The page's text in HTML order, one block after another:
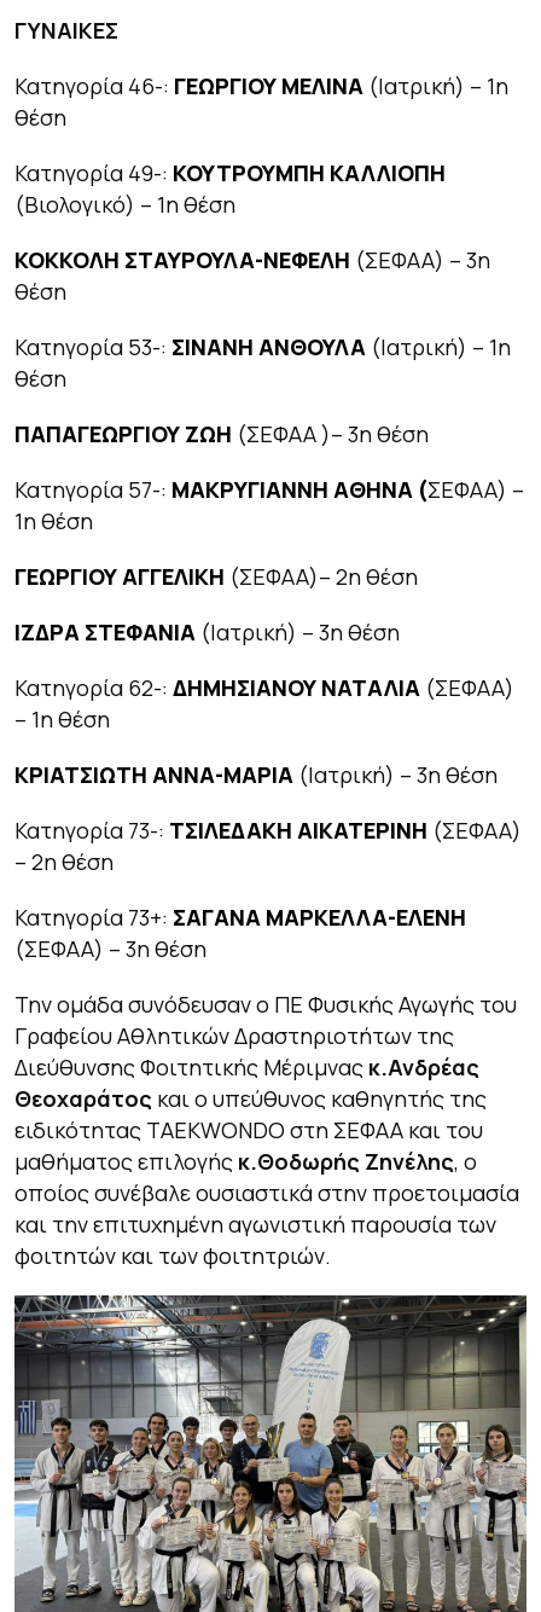
ΓΥΝΑΙΚΕΣ
Κατηγορία 46-: ΓΕΩΡΓΙΟΥ ΜΕΛΙΝΑ (Ιατρική) – 1η
θέση
Κατηγορία 49-: ΚΟΥΤΡΟΥΜΠΗ ΚΑΛΛΙΟΠΗ
(Βιολογικό) – 1η θέση
ΚΟΚΚΟΛΗ ΣΤΑΥΡΟΥΛΑ-ΝΕΦΕΛΗ (ΣΕΦΑΑ) – 3η
θέση
Κατηγορία 53-: ΣΙΝΑΝΗ ΑΝΘΟΥΛΑ (Ιατρική) – 1η
θέση
ΠΑΠΑΓΕΩΡΓΙΟΥ ΖΩΗ (ΣΕΦΑΑ )– 3η θέση
Κατηγορία 57-: ΜΑΚΡΥΓΙΑΝΝΗ ΑΘΗΝΑ (ΣΕΦΑΑ) –
1η θέση
ΓΕΩΡΓΙΟΥ ΑΓΓΕΛΙΚΗ (ΣΕΦΑΑ)– 2η θέση
ΙΖΔΡΑ ΣΤΕΦΑΝΙΑ (Ιατρική) – 3η θέση
Κατηγορία 62-: ΔΗΜΗΣΙΑΝΟΥ ΝΑΤΑΛΙΑ (ΣΕΦΑΑ)
– 1η θέση
ΚΡΙΑΤΣΙΩΤΗ ΑΝΝΑ-ΜΑΡΙΑ (Ιατρική) – 3η θέση
Κατηγορία 73-: ΤΣΙΛΕΔΑΚΗ ΑΙΚΑΤΕΡΙΝΗ (ΣΕΦΑΑ)
– 2η θέση
Κατηγορία 73+: ΣΑΓΑΝΑ ΜΑΡΚΕΛΛΑ-ΕΛΕΝΗ
(ΣΕΦΑΑ) – 3η θέση
Την ομάδα συνόδευσαν ο ΠΕ Φυσικής Αγωγής του
Γραφείου Αθλητικών Δραστηριοτήτων της
Διεύθυνσης Φοιτητικής Μέριμνας κ.Ανδρέας
Θεοχαράτος και ο υπεύθυνος καθηγητής της
ειδικότητας TAEKWONDO στη ΣΕΦΑΑ και του
μαθήματος επιλογής κ.Θοδωρής Ζηνέλης, ο
οποίος συνέβαλε ουσιαστικά στην προετοιμασία
και την επιτυχημένη αγωνιστική παρουσία των
φοιτητών και των φοιτητριών.